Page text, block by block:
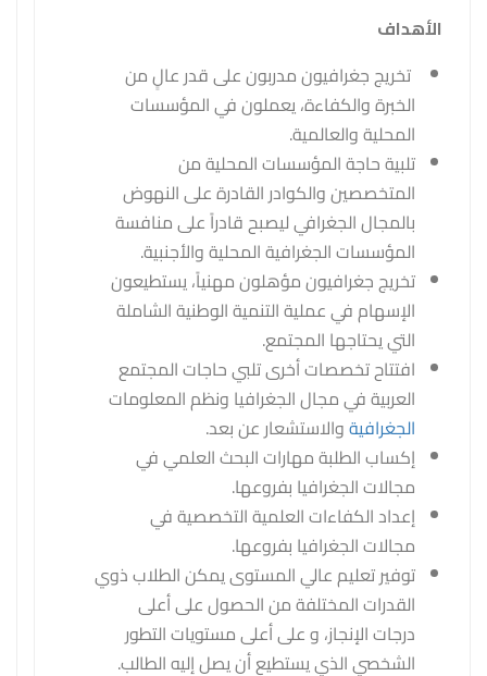
الأهداف
تخريج جغرافيون مدربون على قدر عالٍ من
الخبرة والكفاءة، يعملون في المؤسسات
المحلية والعالمية.
تلبية حاجة المؤسسات المحلية من
المتخصصين والكوادر القادرة على النهوض
بالمجال الجغرافي ليصبح قادراً على منافسة
المؤسسات الجغرافية المحلية والأجنبية.
تخريج جغرافيون مؤهلون مهنياً، يستطيعون
الإسهام في عملية التنمية الوطنية الشاملة
التي يحتاجها المجتمع.
افتتاح تخصصات أخرى تلبي حاجات المجتمع
العربية في مجال الجغرافيا ونظم المعلومات
الجغرافيةوالاستشعار عن بعد.
إكساب الطلبة مهارات البحث العلمي في
مجالات الجغرافيا بفروعها.
إعداد الكفاءات العلمية التخصصية في
مجالات الجغرافيا بفروعها.
توفير تعليم عالي المستوى يمكن الطلاب ذوي
القدرات المختلفة من الحصول على أعلى
درجات الإنجاز، و على أعلى مستويات التطور
الشخصي الذي يستطيع أن يصل إليه الطالب.